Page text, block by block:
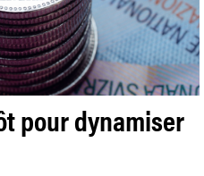
pour dynamiser